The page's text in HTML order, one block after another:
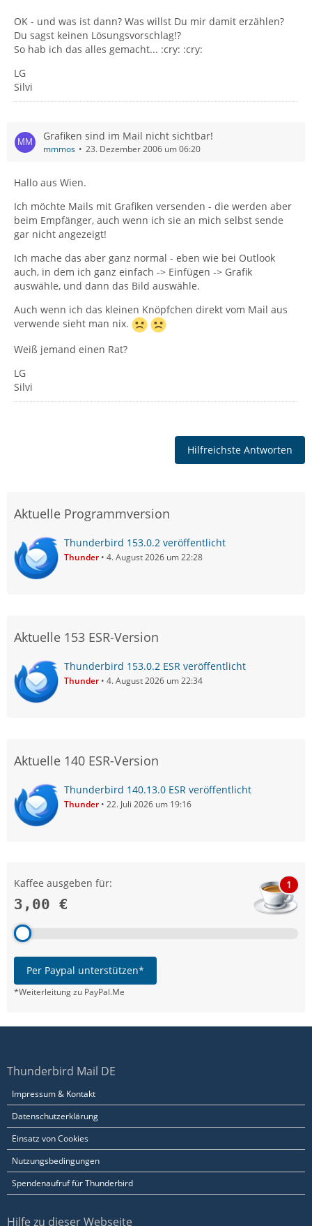
OK - und was ist dann? Was willst Du mir damit erzählen?
Du sagst keinen Lösungsvorschlag!?
So hab ich das alles gemacht... :cry: :cry:
LG
Silvi
Grafiken sind im Mail nicht sichtbar!
mmmos 23. Dezember 2006 um 06:20
Hallo aus Wien.
Ich möchte Mails mit Grafiken versenden - die werden aber
beim Empfänger, auch wenn ich sie an mich selbst sende
gar nicht angezeigt!
Ich mache das aber ganz normal - eben wie bei Outlook
auch, in dem ich ganz einfach -> Einfügen -> Grafik
auswähle, und dann das Bild auswähle.
Auch wenn ich das kleinen Knöpfchen direkt vom Mail aus
verwende sieht man nix.
Weiß jemand einen Rat?
LG
Silvi
Hilfreichste Antworten
Aktuelle Programmversion
Thunderbird 153.0.2 veröffentlicht
Thunder 4. August 2026 um 22:28
Aktuelle 153 ESR-Version
Thunderbird 153.0.2 ESR veröffentlicht
Thunder 4. August 2026 um 22:34
Aktuelle 140 ESR-Version
Thunderbird 140.13.0 ESR veröffentlicht
Thunder 22. Juli 2026 um 19:16
Kaffee ausgeben für:
3,00 €
1
Per Paypal unterstützen*
*Weiterleitung zu PayPal.Me
Thunderbird Mail DE
Impressum & Kontakt
Datenschutzerklärung
Einsatz von Cookies
Nutzungsbedingungen
Spendenaufruf für Thunderbird
Hilfe zu dieser Webseite